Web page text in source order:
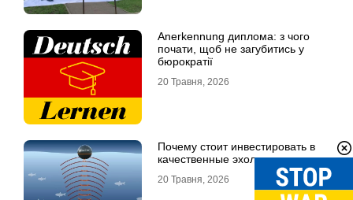
Anerkennung диплома: з чого
почати, щоб не загубитись у
бюрократії
20 Травня, 2026
Почему стоит инвестировать в
качественные эхолоты
20 Травня, 2026